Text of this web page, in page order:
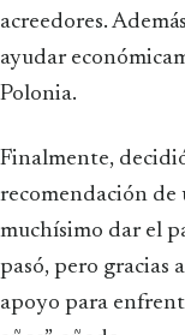
acreedores.
ayudar
Polonia.
Finalmente,
recomendación de
muchísimo dar el
pasó, pero gracias
apoyo para